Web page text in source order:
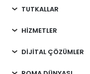
TUTKALLAR
HİZMETLER
DİJİTAL ÇÖZÜMLER